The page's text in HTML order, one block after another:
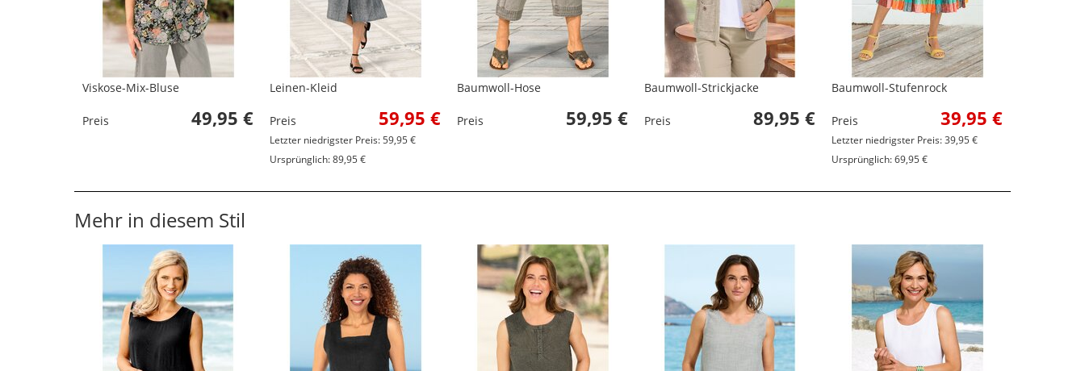
Viskose-Mix-Bluse
Preis 49,95 €
Leinen-Kleid
Preis 59,95 €
Letzter niedrigster Preis: 59,95 €
Ursprünglich: 89,95 €
Baumwoll-Hose
Preis 59,95 €
Baumwoll-Strickjacke
Preis 89,95 €
Baumwoll-Stufenrock
Preis 39,95 €
Letzter niedrigster Preis: 39,95 €
Ursprünglich: 69,95 €
Mehr in diesem Stil